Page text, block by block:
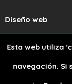
Diseño web
Esta web utiliza
navegación. Si